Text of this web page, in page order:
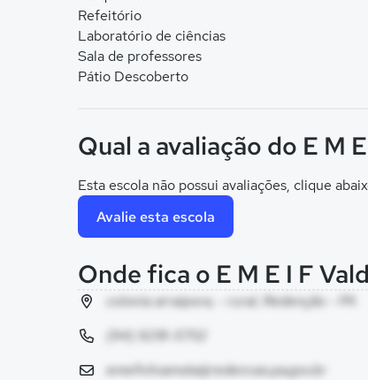
Refeitório
Laboratório de ciências
Sala de professores
Pátio Descoberto
Qual a avaliação do E M
Esta escola não possui avaliações, clique
Avalie esta escola
Onde fica o E M E I F
colonia arraipora, - rural, Redenção - PA
(94) 9218-5702
emefnilvamota@redencao.pa.gov.br